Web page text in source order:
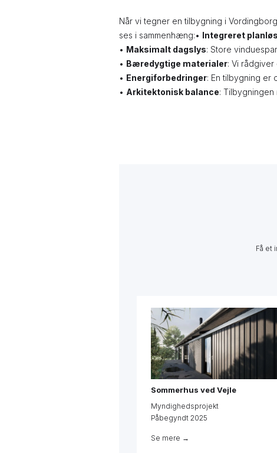
Når vi tegner en tilbygning i
ses i sammenhæng:• Integreret
• Maksimalt dagslys: Store
• Bæredygtige materialer: Vi
• Energiforbedringer: En tilbygning er
• Arkitektonisk balance:
Få et
Sommerhus ved Vejle
Myndighedsprojekt
Påbegyndt 2025
Se mere →